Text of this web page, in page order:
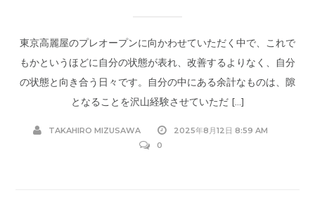
東京高麗屋のプレオープンに向かわせていただく中で、これで
もかというほどに自分の状態が表れ、改善するよりなく、自分
の状態と向き合う日々です。自分の中にある余計なものは、隙
となることを沢山経験させていただ […]
TAKAHIRO MIZUSAWA
2025年8月12日 8:59 AM
0